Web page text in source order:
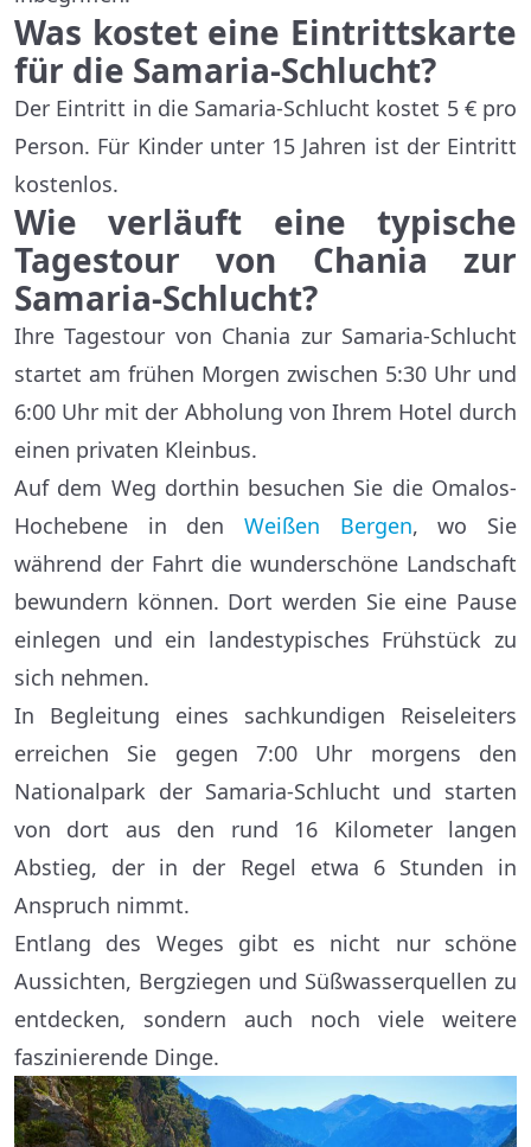
Was kostet eine Eintrittskarte
für die Samaria-Schlucht?
Der Eintritt in die Samaria-Schlucht kostet 5 € pro
Person. Für Kinder unter 15 Jahren ist der Eintritt
kostenlos.
Wie verläuft eine typische
Tagestour von Chania zur
Samaria-Schlucht?
Ihre Tagestour von Chania zur Samaria-Schlucht
startet am frühen Morgen zwischen 5:30 Uhr und
6:00 Uhr mit der Abholung von Ihrem Hotel durch
einen privaten Kleinbus.
Auf dem Weg dorthin besuchen Sie die Omalos-
Hochebene in den Weißen Bergen, wo Sie
während der Fahrt die wunderschöne Landschaft
bewundern können. Dort werden Sie eine Pause
einlegen und ein landestypisches Frühstück zu
sich nehmen.
In Begleitung eines sachkundigen Reiseleiters
erreichen Sie gegen 7:00 Uhr morgens den
Nationalpark der Samaria-Schlucht und starten
von dort aus den rund 16 Kilometer langen
Abstieg, der in der Regel etwa 6 Stunden in
Anspruch nimmt.
Entlang des Weges gibt es nicht nur schöne
Aussichten, Bergziegen und Süßwasserquellen zu
entdecken, sondern auch noch viele weitere
faszinierende Dinge.